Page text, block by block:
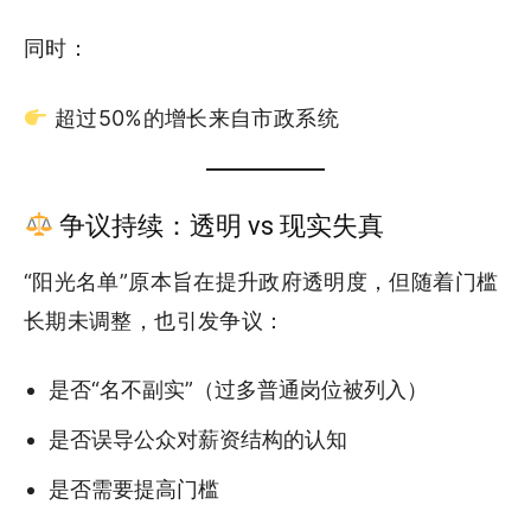
同时：
超过50%的增长来自市政系统
争议持续：透明 vs 现实失真
“阳光名单”原本旨在提升政府透明度，但随着门槛
长期未调整，也引发争议：
是否“名不副实”（过多普通岗位被列入）
是否误导公众对薪资结构的认知
是否需要提高门槛